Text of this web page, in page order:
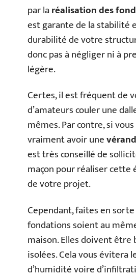
par laréalisation des
est garante de la stabilité
durabilité de votre
donc pas à négliger ni à
légère.
Certes, il est fréquent de
d’amateurs couler une
mêmes. Par contre, si
vraiment avoir une
est très conseillé de
maçon pour réaliser cette
de votre projet.
Cependant, faites en sorte
fondations soient au
maison. Elles doivent être
isolées. Cela vous évitera
d’humidité voire